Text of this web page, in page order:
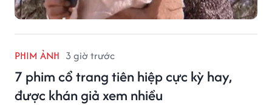
PHIM ẢNH 3 giờ trước
7 phim cổ trang tiên hiệp cực kỳ hay,
được khán giả xem nhiều